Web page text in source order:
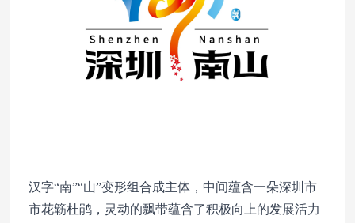
汉字“南”“山”变形组合成主体，中间蕴含一朵深圳市
市花簕杜鹃，灵动的飘带蕴含了积极向上的发展活力